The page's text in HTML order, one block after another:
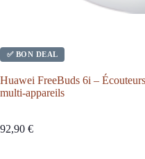
✅ BON DEAL
Huawei FreeBuds 6i –
multi-appareils
92,90 €